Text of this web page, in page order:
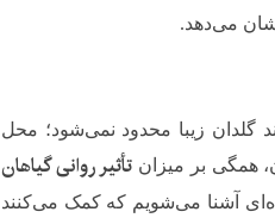
می‌دهد.
گلدان زیبا محدود نمی‌شود؛ محل
همگی بر میزانتأثیر روانی گیاهان
آشنا می‌شویم که کمک می‌کنند